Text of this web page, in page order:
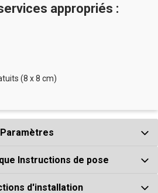
Nombre ks
appropriés :
(8 x 8 cm)
Paramètres
Instructions de pose
d'installation